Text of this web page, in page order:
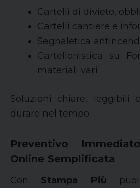
Cartelli di divieto,
Cartelli cantiere e
Segnaletica
Cartellonistica su
materiali vari
Soluzioni chiare, leggibili
durare nel tempo.
Preventivo
Online Semplificata
Con Stampa Più